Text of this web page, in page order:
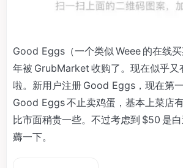
Good Eggs（一个类似 Weee 的在线
年被 GrubMarket 收购了。现在似乎又
啦。新用户注册 Good Eggs，现在第
Good Eggs 不止卖鸡蛋，基本上菜店
比市面稍贵一些。不过考虑到 $50 是
薅一下。